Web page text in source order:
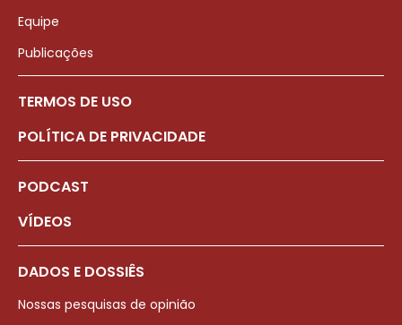
Equipe
Publicações
TERMOS DE USO
POLÍTICA DE PRIVACIDADE
PODCAST
VÍDEOS
DADOS E DOSSIÊS
Nossas pesquisas de opinião